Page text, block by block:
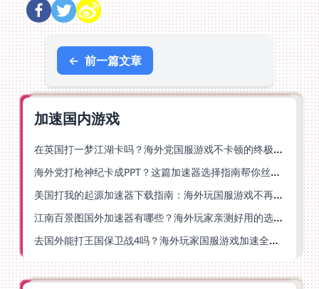
← 前一篇文章
加速国内游戏
在英国打一梦江湖卡吗？海外党国服游戏不卡顿的终极解法
海外党打枪神纪卡成PPT？这篇加速器选择指南帮你丝滑上分
美国打我的起源加速器下载指南：海外玩国服游戏不再卡的终极方案
江南百景图国外加速器有哪些？海外玩家亲测好用的选择与避坑指南
去国外能打王国保卫战4吗？海外玩家国服游戏加速全攻略（附公主连结幻想江湖实测）